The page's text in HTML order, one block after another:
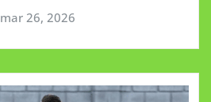
mar 26, 2026